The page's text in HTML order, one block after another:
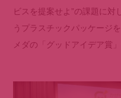
ビスを提案せよ”の課題に対
うプラスチックパッケージ
メダの「グッドアイデア賞